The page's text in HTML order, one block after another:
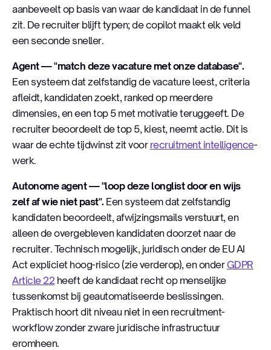
aanbeveelt op basis van waar de kandidaat in de funnel
zit. De recruiter blijft typen; de copilot maakt elk veld
een seconde sneller.
Agent — "match deze vacature met onze database".
Een systeem dat zelfstandig de vacature leest, criteria
afleidt, kandidaten zoekt, ranked op meerdere
dimensies, en een top 5 met motivatie teruggeeft. De
recruiter beoordeelt de top 5, kiest, neemt actie. Dit is
waar de echte tijdwinst zit voor recruitment intelligence-
werk.
Autonome agent — "loop deze longlist door en wijs
zelf af wie niet past".Een systeem dat zelfstandig
kandidaten beoordeelt, afwijzingsmails verstuurt, en
alleen de overgebleven kandidaten doorzet naar de
recruiter. Technisch mogelijk, juridisch onder de EU AI
Act expliciet hoog-risico (zie verderop), en onderGDPR
Article 22 heeft de kandidaat recht op menselijke
tussenkomst bij geautomatiseerde beslissingen.
Praktisch hoort dit niveau niet in een recruitment-
workflow zonder zware juridische infrastructuur
eromheen.